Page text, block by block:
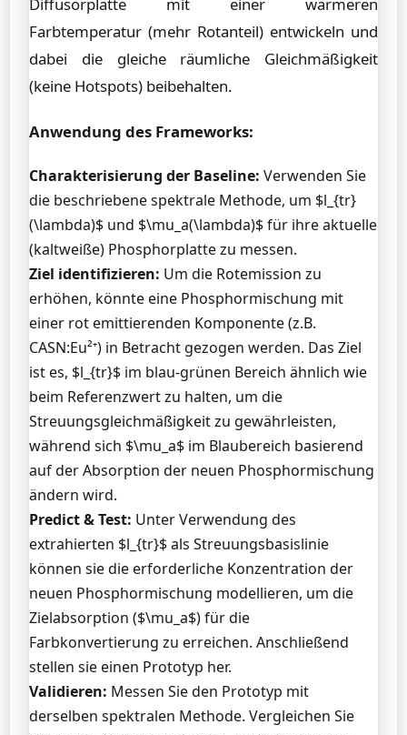
Farbtemperatur (mehr Rotanteil) entwickeln und
dabei die gleiche räumliche Gleichmäßigkeit
(keine Hotspots) beibehalten.
Anwendung des Frameworks:
Charakterisierung der Baseline: Verwenden Sie
die beschriebene spektrale Methode, um $l_{tr}
(\lambda)$ und $\mu_a(\lambda)$ für ihre aktuelle
(kaltweiße) Phosphorplatte zu messen.
Ziel identifizieren: Um die Rotemission zu
erhöhen, könnte eine Phosphormischung mit
einer rot emittierenden Komponente (z.B.
CASN:Eu²⁺) in Betracht gezogen werden. Das Ziel
ist es, $l_{tr}$ im blau-grünen Bereich ähnlich wie
beim Referenzwert zu halten, um die
Streuungsgleichmäßigkeit zu gewährleisten,
während sich $\mu_a$ im Blaubereich basierend
auf der Absorption der neuen Phosphormischung
ändern wird.
Predict & Test: Unter Verwendung des
extrahierten $l_{tr}$ als Streuungsbasislinie
können sie die erforderliche Konzentration der
neuen Phosphormischung modellieren, um die
Zielabsorption ($\mu_a$) für die
Farbkonvertierung zu erreichen. Anschließend
stellen sie einen Prototyp her.
Validieren: Messen Sie den Prototyp mit
derselben spektralen Methode. Vergleichen Sie